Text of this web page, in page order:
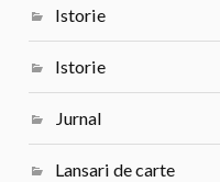
Istorie
Istorie
Jurnal
Lansari de carte